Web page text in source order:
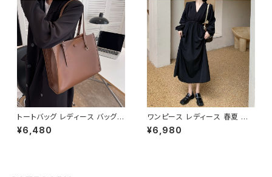
韓国 タイトワンピース ミモレド
レス ひざ丈ワンピース ラメ シン
プル オープンショルダー カット
ショルダー ワンピースドレス 韓
国ファッション OL カジュアル
オフィスカジュアル 結婚式 パー
ティー ブラック お呼ばれ シンプ
ル 10代 20代 30代 40代 C-O
SS0076
トートバッグ レディース バッグ
春夏 秋冬 春 夏 秋 冬 黒 白 バ
ッグ ハンドバッグ 肩掛け かばん
¥6,480
ワンピース レディース 春夏 秋
冬 春 夏 秋 冬 長袖 黒ワンピー
ス カシュクールワンピース ミデ
¥6,980